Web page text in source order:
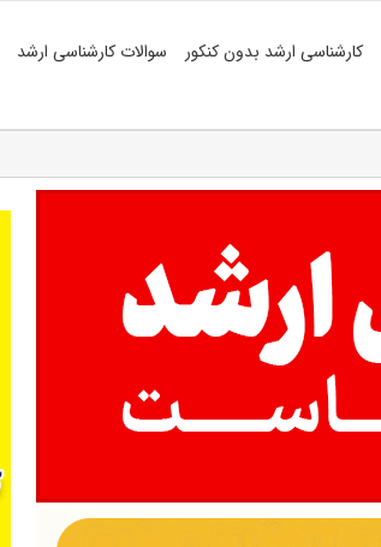
کارشناسی ارشد بدون کنکور سوالات کارشناسی ارشد